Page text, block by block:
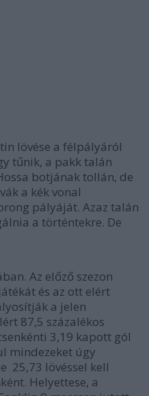
lövése a félpályáról
tűnik, a pakk talán
botjának tollán, de
a kék vonal
pályáját. Azaz talán
a történtekre. De
Az előző szezon
és az ott elért
a jelen
87,5 százalékos
3,19 kapott gól
mindezeket úgy
25,73 lövéssel kell
Helyettese, a